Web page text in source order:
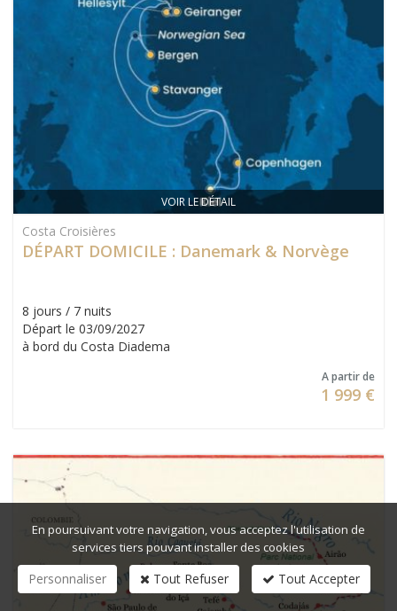
VOIR LE DÉTAIL
Costa Croisières
DÉPART DOMICILE : Danemark & Norvège
8 jours / 7 nuits
Départ le 03/09/2027
à bord du Costa Diadema
A partir de
1 999 €
En poursuivant votre navigation, vous acceptez l'utilisation de
services tiers pouvant installer des cookies
Personnaliser Tout Refuser Tout Accepter